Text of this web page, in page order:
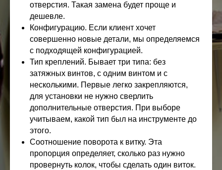
отверстия. Такая замена будет проще и
дешевле.
Конфигурацию. Если клиент хочет
совершенно новые детали, мы определяемся
с подходящей конфигурацией.
Тип креплений. Бывает три типа: без
затяжных винтов, с одним винтом и с
несколькими. Первые легко закрепляются,
для установки не нужно сверлить
дополнительные отверстия. При выборе
учитываем, какой тип был на инструменте до
этого.
Соотношение поворота к витку. Эта
пропорция определяет, сколько раз нужно
провернуть колок, чтобы сделать один виток.